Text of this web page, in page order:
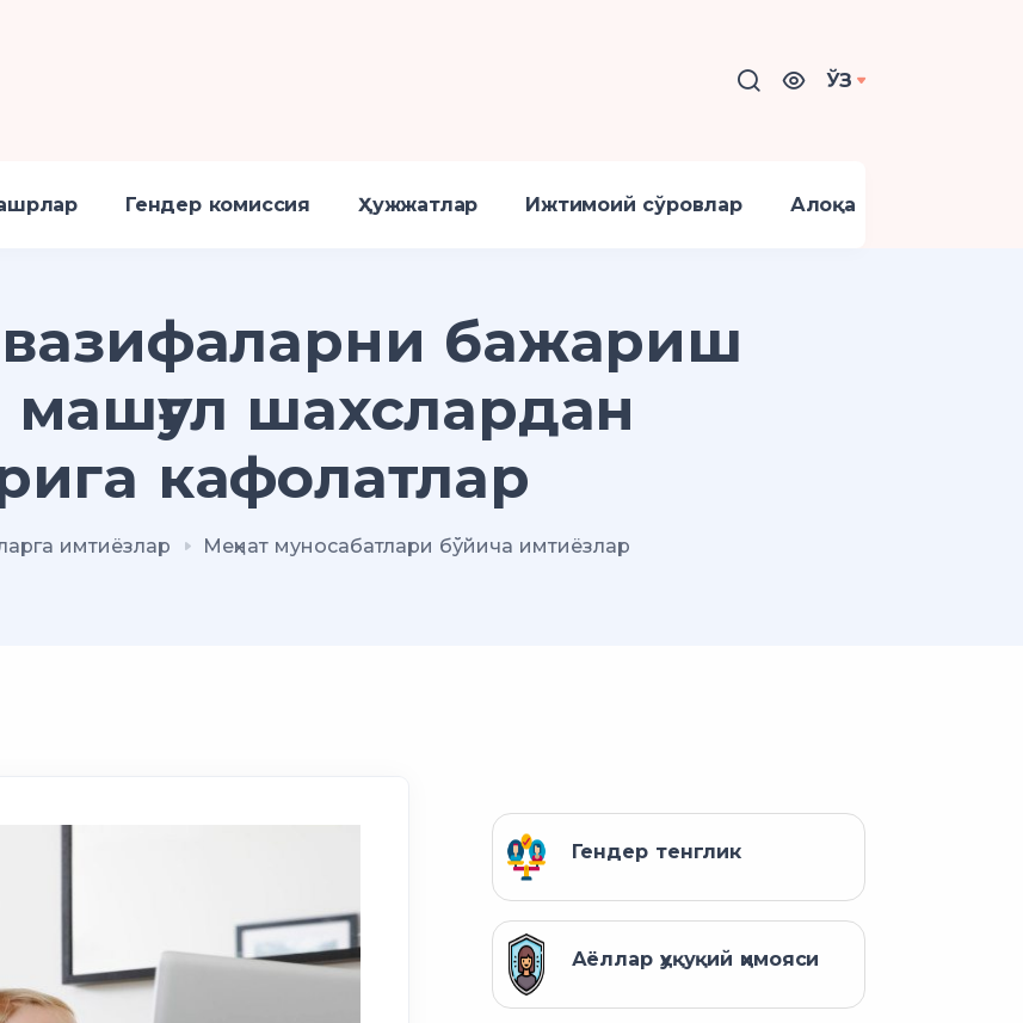
ЎЗ
Гендер комиссия Ҳужжатлар Ижтимоий сўровлар Алоқа
бажариш
шахслардан
кафолатлар
имтиёзлар Меҳнат муносабатлари бўйича имтиёзлар
Гендер тенглик
Аёллар ҳуқуқий ҳимояси